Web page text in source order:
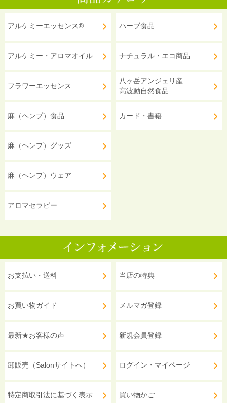
アルケミーエッセンス®
アルケミー・アロマオイル
フラワーエッセンス
麻（ヘンプ）食品
麻（ヘンプ）グッズ
麻（ヘンプ）ウェア
アロマセラピー
ハーブ食品
ナチュラル・エコ商品
八ヶ岳アンジェリ産
高波動自然食品
カード・書籍
お支払い・送料
お買い物ガイド
最新★お客様の声
卸販売（Salonサイトへ）
特定商取引法に基づく表示
当店の特典
メルマガ登録
新規会員登録
ログイン・マイページ
買い物かご